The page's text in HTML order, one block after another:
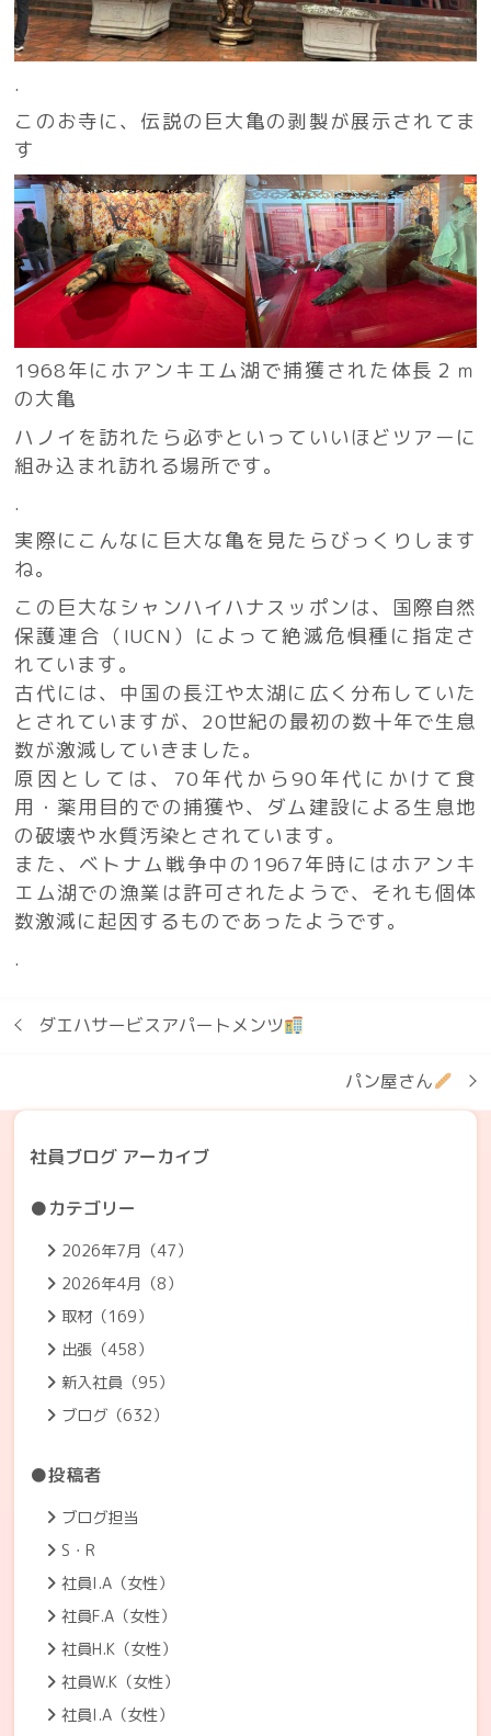
.
このお寺に、伝説の巨大亀の剥製が展示されてま
す
1968年にホアンキエム湖で捕獲された体長２ｍ
の大亀
ハノイを訪れたら必ずといっていいほどツアーに
組み込まれ訪れる場所です。
.
実際にこんなに巨大な亀を見たらびっくりします
ね。
この巨大なシャンハイハナスッポンは、国際自然
保護連合（IUCN）によって絶滅危惧種に指定さ
れています。
古代には、中国の長江や太湖に広く分布していた
とされていますが、20世紀の最初の数十年で生息
数が激減していきました。
原因としては、70年代から90年代にかけて食
用・薬用目的での捕獲や、ダム建設による生息地
の破壊や水質汚染とされています。
また、ベトナム戦争中の1967年時にはホアンキ
エム湖での漁業は許可されたようで、それも個体
数激減に起因するものであったようです。
.
ダエハサービスアパートメンツ
パン屋さん
社員ブログ アーカイブ
●カテゴリー
2026年7月（47）
2026年4月（8）
取材（169）
出張（458）
新入社員（95）
ブログ（632）
●投稿者
ブログ担当
S・R
社員I.A（女性）
社員F.A（女性）
社員H.K（女性）
社員W.K（女性）
社員I.A（女性）